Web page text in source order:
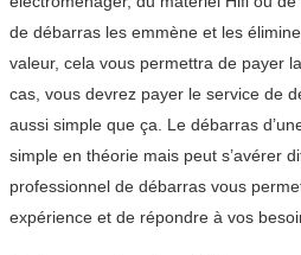
de débarras les emmène et les
valeur, cela vous permettra de payer
cas, vous devrez payer le service de
aussi simple que ça. Le débarras
simple en théorie mais peut s’avérer
professionnel de débarras vous
expérience et de répondre à vos